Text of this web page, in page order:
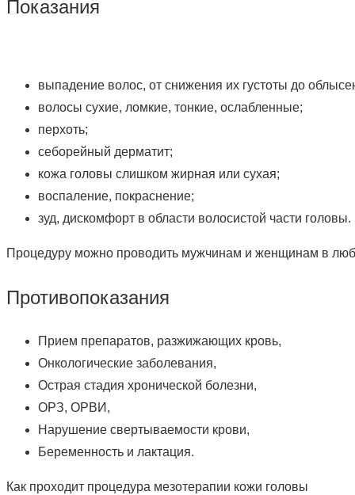
Показания
выпадение волос, от снижения их густоты до
волосы сухие, ломкие, тонкие, ослабленные;
перхоть;
себорейный дерматит;
кожа головы слишком жирная или сухая;
воспаление, покраснение;
зуд, дискомфорт в области волосистой части головы.
Процедуру можно проводить мужчинам и женщинам в
Противопоказания
Прием препаратов, разжижающих кровь,
Онкологические заболевания,
Острая стадия хронической болезни,
ОРЗ, ОРВИ,
Нарушение свертываемости крови,
Беременность и лактация.
Как проходит процедура мезотерапии кожи головы